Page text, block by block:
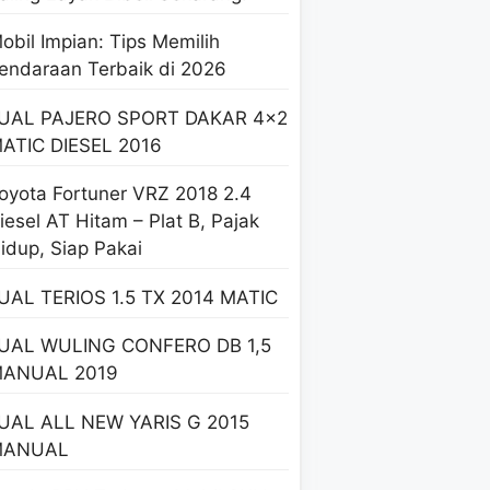
Impian: Tips Memilih
Terbaik di 2026
PAJERO SPORT DAKAR 4×2
DIESEL 2016
Fortuner VRZ 2018 2.4
AT Hitam – Plat B, Pajak
Siap Pakai
TERIOS 1.5 TX 2014 MATIC
WULING CONFERO DB 1,5
2019
ALL NEW YARIS G 2015